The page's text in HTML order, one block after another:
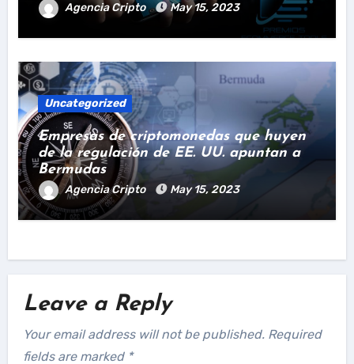
Agencia Cripto May 15, 2023
Uncategorized
Empresas de criptomonedas que huyen
de la regulación de EE. UU. apuntan a
Bermudas
Agencia Cripto May 15, 2023
Leave a Reply
Your email address will not be published. Required
fields are marked *